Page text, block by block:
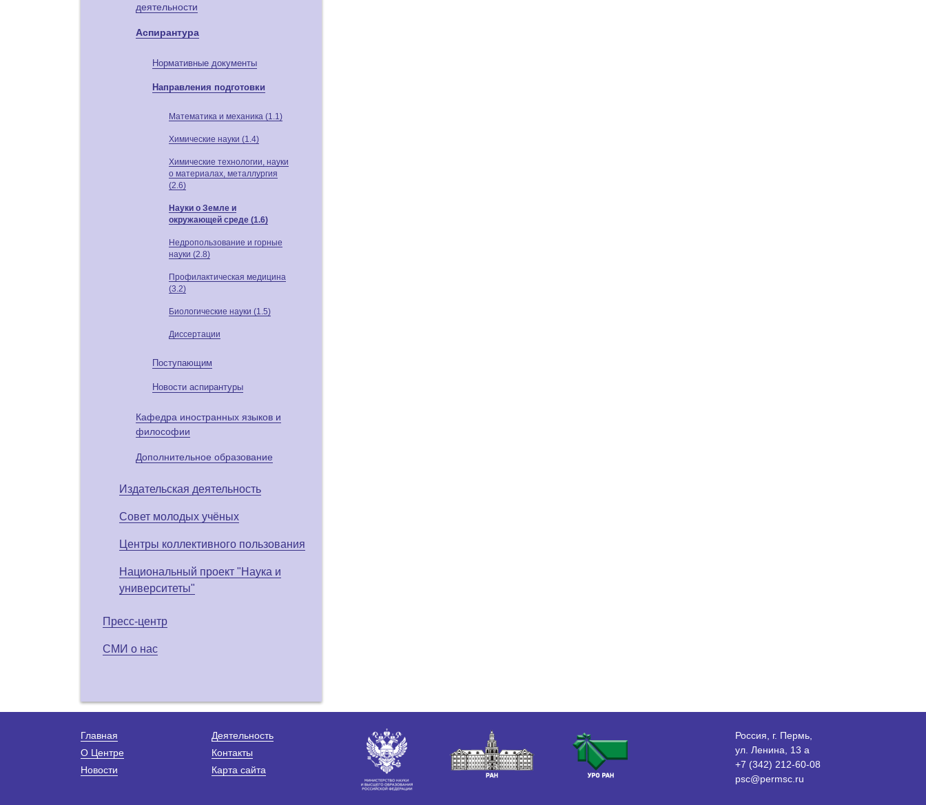
деятельности
Аспирантура
Нормативные документы
Направления подготовки
Математика и механика (1.1)
Химические науки (1.4)
Химические технологии, науки
о материалах, металлургия
(2.6)
Науки о Земле и
окружающей среде (1.6)
Недропользование и горные
науки (2.8)
Профилактическая медицина
(3.2)
Биологические науки (1.5)
Диссертации
Поступающим
Новости аспирантуры
Кафедра иностранных языков и
философии
Дополнительное образование
Издательская деятельность
Совет молодых учёных
Центры коллективного пользования
Национальный проект "Наука и
университеты"
Пресс-центр
СМИ о нас
Главная
О Центре
Новости
Деятельность
Контакты
Карта сайта
Россия, г. Пермь,
ул. Ленина, 13 а
+7 (342) 212-60-08
psc@permsc.ru